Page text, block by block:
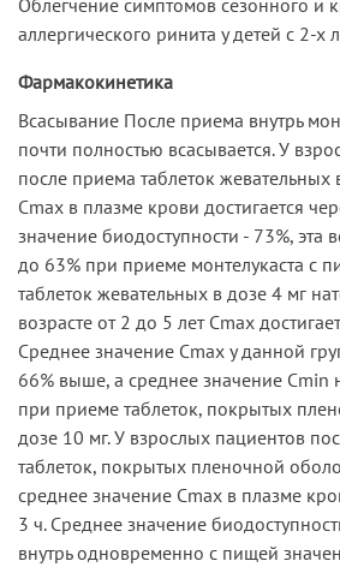
аллергического ринита у детей с 2-х
Фармакокинетика
Всасывание После приема внутрь
почти полностью всасывается. У
после приема таблеток жевательных
Сmах в плазме крови достигается
значение биодоступности - 73%, эта
до 63% при приеме монтелукаста с
таблеток жевательных в дозе 4 мг
возрасте от 2 до 5 лет Сmах
Среднее значение Сmах у данной
66% выше, а среднее значение Cmin
при приеме таблеток, покрытых
дозе 10 мг. У взрослых пациентов
таблеток, покрытых пленочной
среднее значение Cmax в плазме
3 ч. Среднее значение
внутрь одновременно с пищей